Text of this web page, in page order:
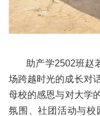
助产学2502班赵
场跨越时光的成长对
母校的感恩与对大学
氛围、社团活动与校